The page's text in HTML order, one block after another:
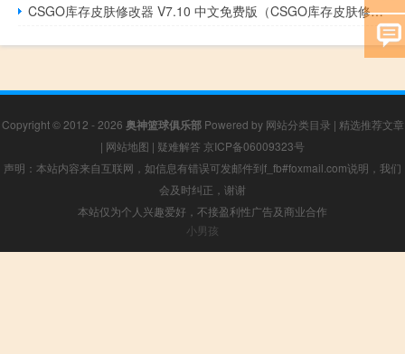
CSGO库存皮肤修改器 V7.10 中文免费版（CSGO库存皮肤修改器 V7.10 中文免费版功能简介）
Copyright © 2012 - 2026 奥神篮球俱乐部Powered by 网站分类目录 | 精选推荐文章
| 网站地图 | 疑难解答 京ICP备06009323号
声明：本站内容来自互联网，如信息有错误可发邮件到f_fb#foxmail.com说明，我们
会及时纠正，谢谢
本站仅为个人兴趣爱好，不接盈利性广告及商业合作
小男孩